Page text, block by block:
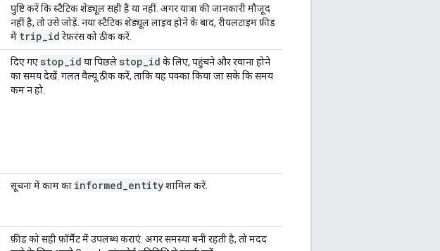
पुष्टि करें कि स्टैटिक शेड्यूल सही है या नहीं. अगर यात्रा की जानकारी मौजूद
नहीं है, तो उसे जोड़ें. नया स्टैटिक शेड्यूल लाइव होने के बाद, रीयलटाइम फ़ीड
में trip id रेफ़रंस को ठीक करें.
दिए गए stop id या पिछले stop id के लिए, पहुंचने और रवाना होने
का समय देखें. गलत वैल्यू ठीक करें, ताकि यह पक्का किया जा सके कि समय
कम न हो.
सूचना में काम का informed entityशामिल करें.
फ़ीड को सही फ़ॉर्मैट में उपलब्ध कराएं. अगर समस्या बनी रहती है, तो मदद